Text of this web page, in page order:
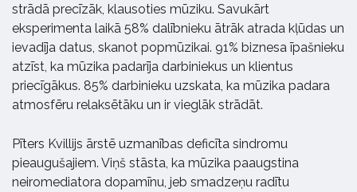
strādā precīzāk, klausoties mūziku. Savukārt
eksperimenta laikā 58% dalībnieku ātrāk atrada kļūdas un
ievadīja datus, skanot popmūzikai. 91% biznesa īpašnieku
atzīst, ka mūzika padarīja darbiniekus un klientus
priecīgākus. 85% darbinieku uzskata, ka mūzika padara
atmosfēru relaksētāku un ir vieglāk strādāt.
Pīters Kvillijs ārstē uzmanības deficīta sindromu
pieaugušajiem. Viņš stāsta, ka mūzika paaugstina
neiromediatora dopamīnu, jeb smadzeņu radītu